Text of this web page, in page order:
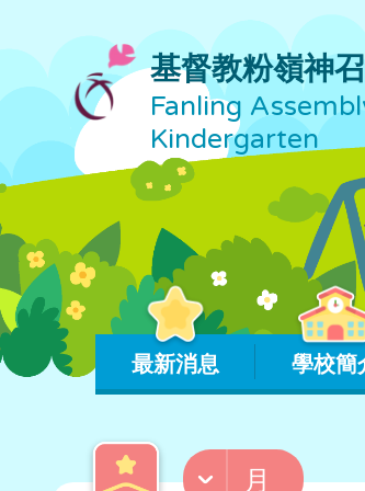
基督教粉嶺神
Fanling
Kindergarten
最新消息 學校簡
月